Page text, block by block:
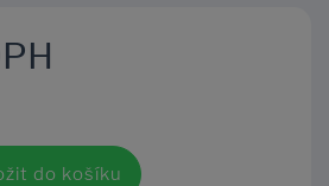
do košíku